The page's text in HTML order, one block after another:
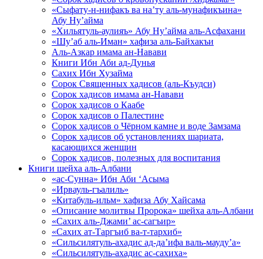
«Сыфату-н-нифакъ ва на’ту аль-мунафикъина»
Абу Ну’айма
«Хильятуль-аулияъ» Абу Ну’айма аль-Асфахани
«Шу’аб аль-Иман» хафиза аль-Байхакъи
Аль-Азкар имама ан-Навави
Книги Ибн Аби ад-Дунья
Сахих Ибн Хузайма
Сорок Священных хадисов (аль-Къудси)
Сорок хадисов имама ан-Навави
Сорок хадисов о Каабе
Сорок хадисов о Палестине
Сорок хадисов о Чёрном камне и воде Замзама
Сорок хадисов об установлениях шариата,
касающихся женщин
Сорок хадисов, полезных для воспитания
Книги шейха аль-Албани
«ас-Сунна» Ибн Аби ‘Асыма
«Ирвауль-гъалиль»
«Китабуль-ильм» хафиза Абу Хайсама
«Описание молитвы Пророка» шейха аль-Албани
«Сахих аль-Джами’ ас-сагъир»
«Сахих ат-Таргъиб ва-т-тархиб»
«Сильсилятуль-ахадис ад-да’ифа валь-мауду’а»
«Сильсилятуль-ахадис ас-сахиха»